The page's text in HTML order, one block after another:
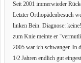
Seit 2001 immerwieder
Letzter Orthopädenbesuch
linken Bein. Diagnose: keine!
zum Knie meinte er
2005 war ich schwanger. In
1/2 Jahren endlich gut